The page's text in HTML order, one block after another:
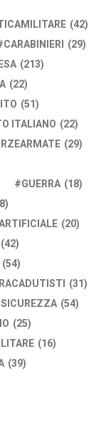
(42)
CARABINIERI (29)
(213)
(22)
(51)
ITALIANO (22)
(29)
GUERRA (18)
(20)
(42)
(54)
(31)
SICUREZZA (54)
(25)
(16)
(39)